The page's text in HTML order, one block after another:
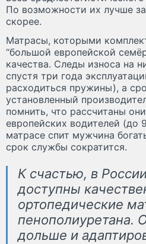
По возможности их лучше
скорее.
Матрасы, которыми
“большой европейской
качества. Следы износа на
спустя три года
расходиться пружины), а
установленный
помнить, что рассчитаны
европейских водителей (до
матрасе спит мужчина
срок службы сократится.
К счастью, в
доступны
ортопедические
пенополиуретана.
дольше и